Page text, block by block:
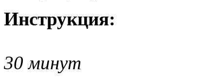
Инструкция:
30 минут